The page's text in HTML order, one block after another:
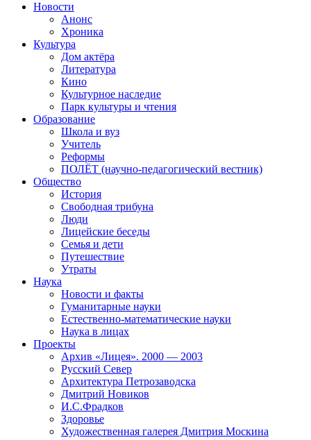
Новости
Анонс
Хроника
Культура
Дом актёра
Литература
Кино
Культурное наследие
Парк культуры и чтения
Образование
Школа и вуз
Учитель
Реформы
ПОЛЁТ (научно-педагогический вестник)
Общество
История
Свободная трибуна
Люди
Лицейские беседы
Семья и дети
Путешествие
Утраты
Наука
Новости и факты
Гуманитарные науки
Естественно-математические науки
Наука в лицах
Проекты
Архив «Лицея». 2000 — 2003
Русский Север
Архитектура Петрозаводска
Дмитрий Новиков
И.С.Фрадков
Здоровье
Художественная галерея Дмитрия Москина